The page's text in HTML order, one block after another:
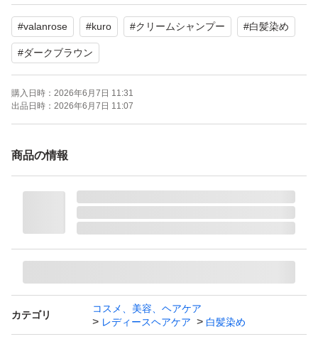
【状態】未使用
よろしくお願いいたします。
#valanrose #kuro #クリームシャンプー #白髪染め
#ダークブラウン
購入日時： 2026年6月7日 11:31
出品日時： 2026年6月7日 11:07
商品の情報
カテゴリ
コスメ、美容、ヘアケア
レディースヘアケア
白髪染め